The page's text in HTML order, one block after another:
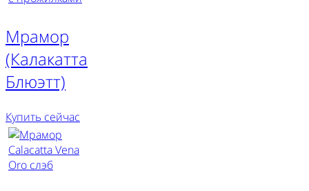
Мрамор
(Калакатта
Блюэтт)
Купить сейчас